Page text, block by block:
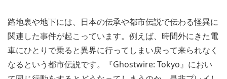
路地裏や地下には、日本の伝承や都市伝説で伝わる怪異に
関連した事件が起こっています。例えば、時間外にきた電
車にひとりで乗ると異界に行ってしまい戻って来られなく
なるという都市伝説です。『Ghostwire: Tokyo』におい